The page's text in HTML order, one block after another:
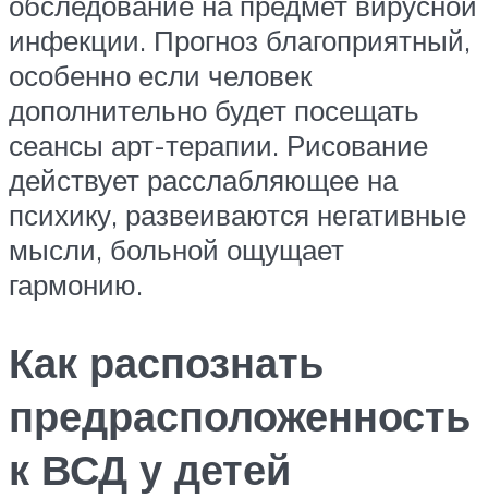
инфекции. Прогноз благоприятный,
особенно если человек
дополнительно будет посещать
сеансы арт-терапии. Рисование
действует расслабляющее на
психику, развеиваются негативные
мысли, больной ощущает
гармонию.
Как распознать
предрасположенность
к ВСД у детей